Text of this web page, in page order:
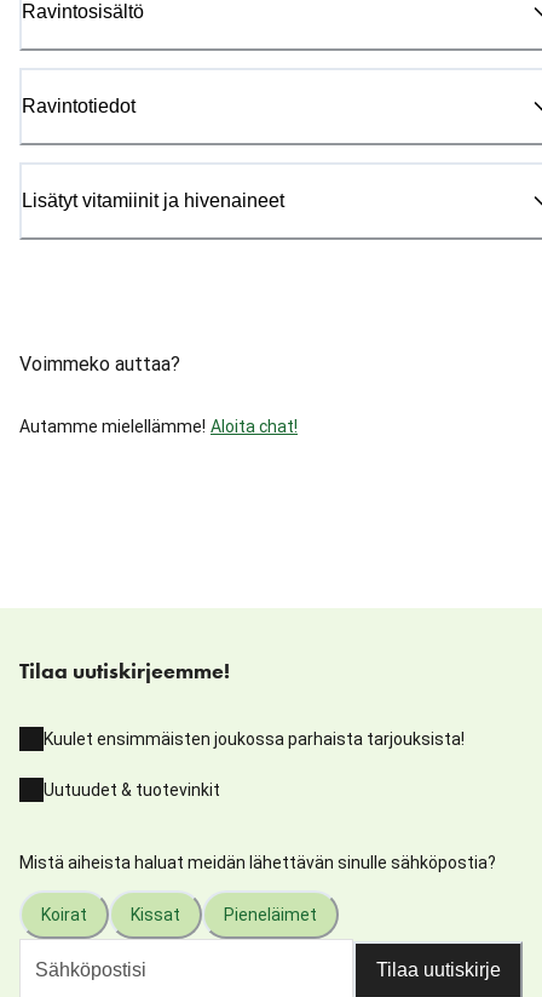
Ravintosisältö
Ravintotiedot
Lisätyt vitamiinit ja hivenaineet
Voimmeko auttaa?
Autamme mielellämme! Aloita chat!
Tilaa uutiskirjeemme!
Kuulet ensimmäisten joukossa parhaista tarjouksista!
Uutuudet & tuotevinkit
Mistä aiheista haluat meidän lähettävän sinulle sähköpostia?
Koirat Kissat Pieneläimet
Tilaa uutiskirje